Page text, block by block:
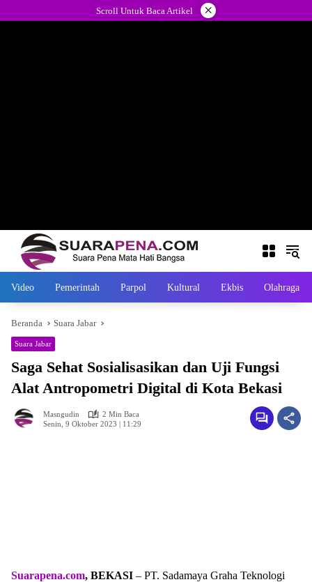
ke
Scroll Untuk Baca Artikel ×
Video Pemerintah Parpol Kultural Ekbis Olahraga
Beranda Suara Jabar
Suara Jabar
Saga Sehat Sosialisasikan dan Uji Fungsi
Alat Antropometri Digital di Kota Bekasi
Masngudin
2 Min Baca
Senin, 9 Oktober 2023 | 11:29
Suarapena.com, BEKASI – PT. Sadamaya Graha Teknologi